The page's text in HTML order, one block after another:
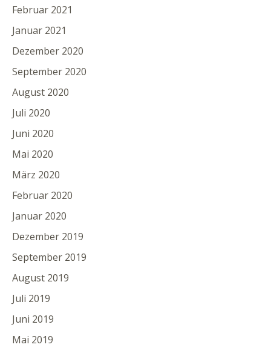
Februar 2021
Januar 2021
Dezember 2020
September 2020
August 2020
Juli 2020
Juni 2020
Mai 2020
März 2020
Februar 2020
Januar 2020
Dezember 2019
September 2019
August 2019
Juli 2019
Juni 2019
Mai 2019